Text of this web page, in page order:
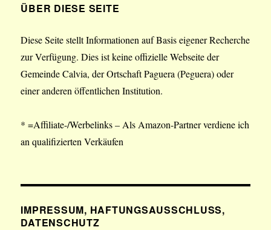
ÜBER DIESE SEITE
Diese Seite stellt Informationen auf Basis eigener Recherche
zur Verfügung. Dies ist keine offizielle Webseite der
Gemeinde Calvia, der Ortschaft Paguera (Peguera) oder
einer anderen öffentlichen Institution.
* =Affiliate-/Werbelinks – Als Amazon-Partner verdiene ich
an qualifizierten Verkäufen
IMPRESSUM, HAFTUNGSAUSSCHLUSS,
DATENSCHUTZ